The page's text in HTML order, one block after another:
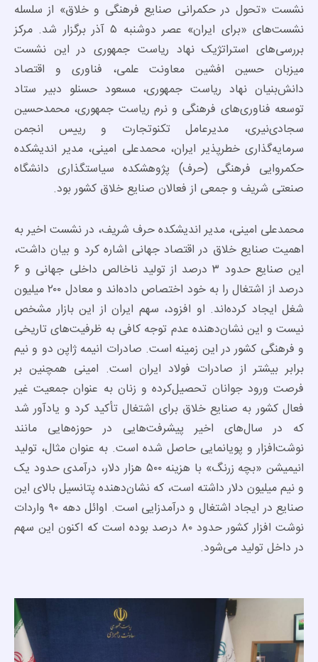
نشست «تحول در حکمرانی صنایع فرهنگی و خلاق» از سلسله
نشست‌های «برای ایران» عصر دوشنبه ۵ آذر برگزار شد. مرکز
بررسی‌های استراتژیک نهاد ریاست جمهوری در این نشست
میزبان حسین افشین معاونت علمی، فناوری و اقتصاد
دانش‌بنیان نهاد ریاست جمهوری، مسعود حسنلو دبیر ستاد
توسعه فناوری‌های فرهنگی و نرم ریاست جمهوری، محمدحسین‌
سجادی‌نیری، مدیرعامل تکنوتجارت و رییس انجمن
سرمایه‌گذاری خطرپذیر ایران، محمدعلی امینی، مدیر اندیشکده
حکمروایی فرهنگی (حرف) پژوهشکده سیاستگذاری دانشگاه
صنعتی شریف و جمعی از فعالان صنایع خلاق کشور بود.
محمدعلی امینی، مدیر اندیشکده حرف شریف، در نشست اخیر به
اهمیت صنایع خلاق در اقتصاد جهانی اشاره کرد و بیان داشت،
این صنایع حدود ۳ درصد از تولید ناخالص داخلی جهانی و ۶
درصد از اشتغال را به خود اختصاص داده‌اند و معادل ۲۰۰ میلیون
شغل ایجاد کرده‌اند. او افزود، سهم ایران از این بازار مشخص
نیست و این نشان‌دهنده عدم توجه کافی به ظرفیت‌های تاریخی
و فرهنگی کشور در این زمینه است. صادرات انیمه ژاپن دو و نیم
برابر بیشتر از صادرات فولاد ایران است. امینی همچنین بر
فرصت ورود جوانان تحصیل‌کرده و زنان به عنوان جمعیت غیر
فعال کشور به صنایع خلاق برای اشتغال تأکید کرد و یادآور شد
که در سال‌های اخیر پیشرفت‌هایی در حوزه‌هایی مانند
نوشت‌افزار و پویانمایی حاصل شده است. به عنوان مثال، تولید
انیمیشن «بچه زرنگ» با هزینه ۵۰۰ هزار دلار، درآمدی حدود یک
و نیم میلیون دلار داشته است، که نشان‌دهنده پتانسیل بالای این
صنایع در ایجاد اشتغال و درآمدزایی است. اوائل دهه ۹۰ واردات
نوشت افزار کشور حدود ۸۰ درصد بوده است که اکنون این سهم
در داخل تولید می‌شود.